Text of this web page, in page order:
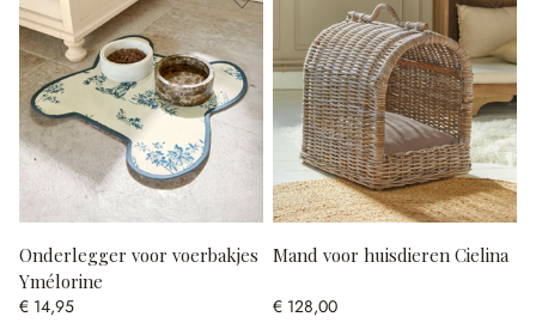
Onderlegger voor voerbakjes
Ymélorine
€ 14,95
Mand voor huisdieren Cielina
€ 128,00